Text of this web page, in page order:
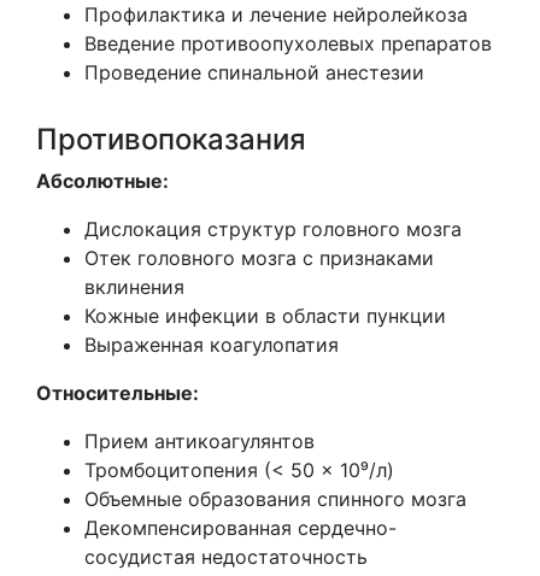
Профилактика и лечение нейролейкоза
Введение противоопухолевых препаратов
Проведение спинальной анестезии
Противопоказания
Абсолютные:
Дислокация структур головного мозга
Отек головного мозга с признаками
вклинения
Кожные инфекции в области пункции
Выраженная коагулопатия
Относительные:
Прием антикоагулянтов
Тромбоцитопения (< 50 × 10⁹/л)
Объемные образования спинного мозга
Декомпенсированная сердечно-
сосудистая недостаточность